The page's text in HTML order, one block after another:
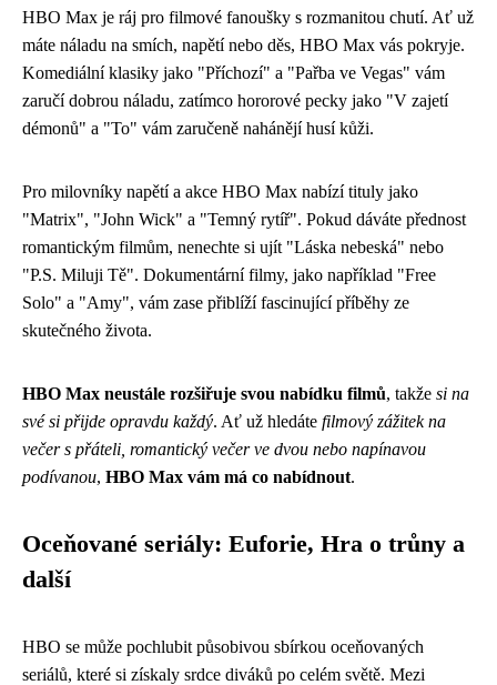
HBO Max je ráj pro filmové fanoušky s rozmanitou chutí. Ať už
máte náladu na smích, napětí nebo děs, HBO Max vás pokryje.
Komediální klasiky jako "Příchozí" a "Pařba ve Vegas" vám
zaručí dobrou náladu, zatímco hororové pecky jako "V zajetí
démonů" a "To" vám zaručeně nahánějí husí kůži.
Pro milovníky napětí a akce HBO Max nabízí tituly jako
"Matrix", "John Wick" a "Temný rytíř". Pokud dáváte přednost
romantickým filmům, nenechte si ujít "Láska nebeská" nebo
"P.S. Miluji Tě". Dokumentární filmy, jako například "Free
Solo" a "Amy", vám zase přiblíží fascinující příběhy ze
skutečného života.
HBO Max neustále rozšiřuje svou nabídku filmů, takže si na
své si přijde opravdu každý. Ať už hledáte filmový zážitek na
večer s přáteli, romantický večer ve dvou nebo napínavou
podívanou, HBO Max vám má co nabídnout.
Oceňované seriály: Euforie, Hra o trůny a
další
HBO se může pochlubit působivou sbírkou oceňovaných
seriálů, které si získaly srdce diváků po celém světě. Mezi